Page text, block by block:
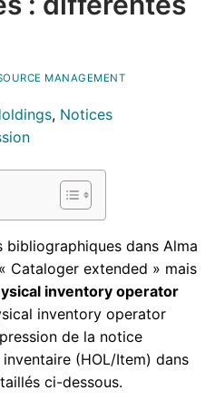
MANAGEMENT
, Notices
bibliographiques dans Alma
Cataloger extended » mais
inventory operator
inventory operator
de la notice
(HOL/Item) dans
ci-dessous.